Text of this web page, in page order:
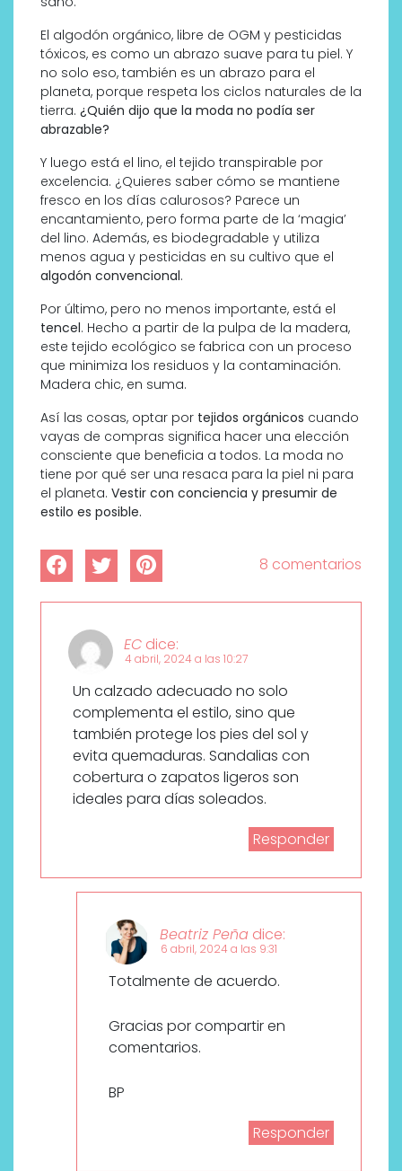
El algodón orgánico, libre de OGM y pesticidas
tóxicos, es como un abrazo suave para tu piel. Y
no solo eso, también es un abrazo para el
planeta, porque respeta los ciclos naturales de la
tierra. ¿Quién dijo que la moda no podía ser
abrazable?
Y luego está el lino, el tejido transpirable por
excelencia. ¿Quieres saber cómo se mantiene
fresco en los días calurosos? Parece un
encantamiento, pero forma parte de la ‘magia’
del lino. Además, es biodegradable y utiliza
menos agua y pesticidas en su cultivo que el
algodón convencional.
Por último, pero no menos importante, está el
tencel. Hecho a partir de la pulpa de la madera,
este tejido ecológico se fabrica con un proceso
que minimiza los residuos y la contaminación.
Madera chic, en suma.
Así las cosas, optar por tejidos orgánicos cuando
vayas de compras significa hacer una elección
consciente que beneficia a todos. La moda no
tiene por qué ser una resaca para la piel ni para
el planeta. Vestir con conciencia y presumir de
estilo es posible.
8 comentarios
EC dice:
4 abril, 2024 a las 10:27
Un calzado adecuado no solo
complementa el estilo, sino que
también protege los pies del sol y
evita quemaduras. Sandalias con
cobertura o zapatos ligeros son
ideales para días soleados.
Responder
Beatriz Peña dice:
6 abril, 2024 a las 9:31
Totalmente de acuerdo.
Gracias por compartir en
comentarios.
BP
Responder